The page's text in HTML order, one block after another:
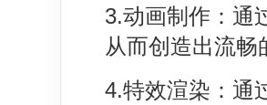
3.动画制作：通
从而创造出流畅
4.特效渲染：通